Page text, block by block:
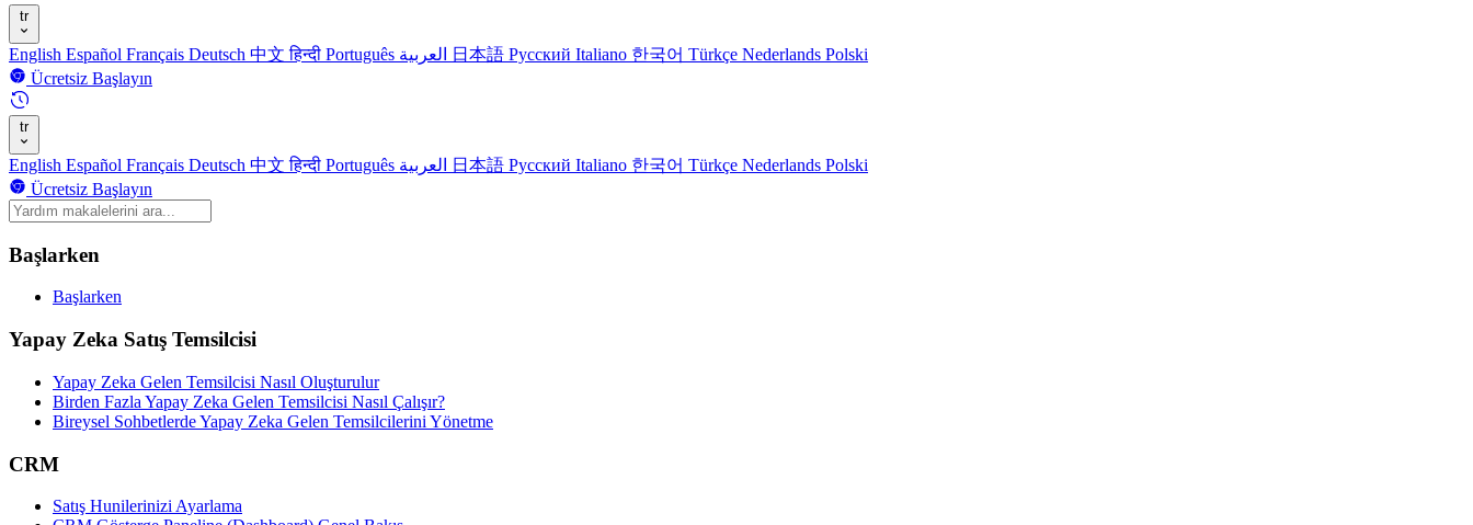
tr
English Español Français Deutsch 中文हिन्दी Português 日本語 Русский Italiano 한국어 Türkçe Nederlands Polski
Ücretsiz Başlayın
tr
English Español Français Deutsch 中文हिन्दी Português 日本語 Русский Italiano 한국어 Türkçe Nederlands Polski
Ücretsiz Başlayın
Başlarken
Başlarken
Yapay Zeka Satış Temsilcisi
Yapay Zeka Gelen Temsilcisi Nasıl Oluşturulur
Birden Fazla Yapay Zeka Gelen Temsilcisi Nasıl Çalışır?
Bireysel Sohbetlerde Yapay Zeka Gelen Temsilcilerini Yönetme
CRM
Satış Hunilerinizi Ayarlama